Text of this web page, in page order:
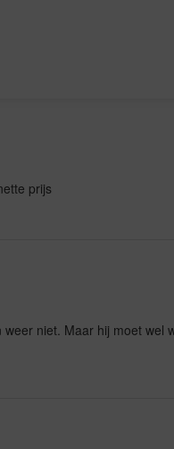
prijs
niet. Maar hij moet wel